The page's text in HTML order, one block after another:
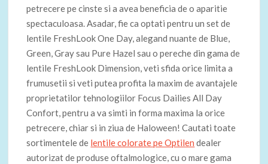
petrecere pe cinste si a avea beneficia de o aparitie
spectaculoasa. Asadar, fie ca optati pentru un set de
lentile FreshLook One Day, alegand nuante de Blue,
Green, Gray sau Pure Hazel sau o pereche din gama de
lentile FreshLook Dimension, veti sfida orice limita a
frumusetii si veti putea profita la maxim de avantajele
proprietatilor tehnologiilor Focus Dailies All Day
Confort, pentru a va simti in forma maxima la orice
petrecere, chiar si in ziua de Haloween! Cautati toate
sortimentele de lentile colorate pe Optilen dealer
autorizat de produse oftalmologice, cu o mare gama